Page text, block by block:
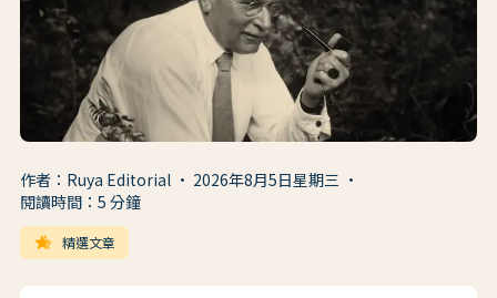
作者：Ruya Editorial
2026年8月5日星期三
閱讀時間：5 分鐘
hotel_class 精選文章